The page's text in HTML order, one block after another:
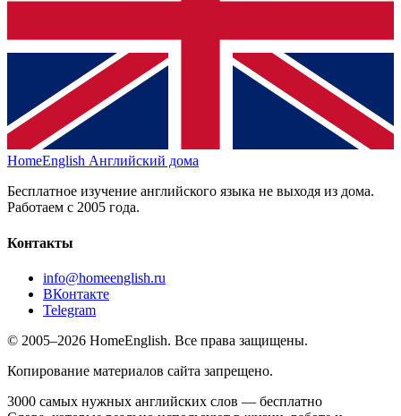
HomeEnglish Английский дома
Бесплатное изучение английского языка не выходя из дома.
Работаем с 2005 года.
Контакты
info@homeenglish.ru
ВКонтакте
Telegram
© 2005–2026 HomeEnglish. Все права защищены.
Копирование материалов сайта запрещено.
3000 самых нужных английских слов — бесплатно